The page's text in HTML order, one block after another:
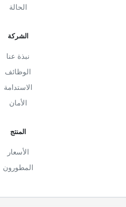
الحالة
الشركة
نبذة عنا
الوظائف
الاستدامة
الأمان
المنتج
الأسعار
المطورون